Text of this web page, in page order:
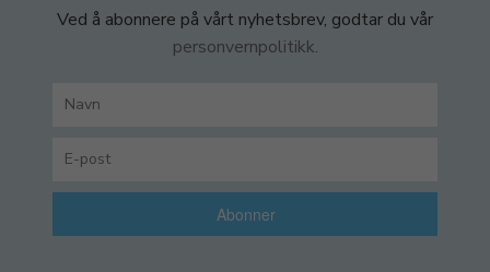
Ved å abonnere på vårt nyhetsbrev, godtar du vår
personvernpolitikk.
Abonner